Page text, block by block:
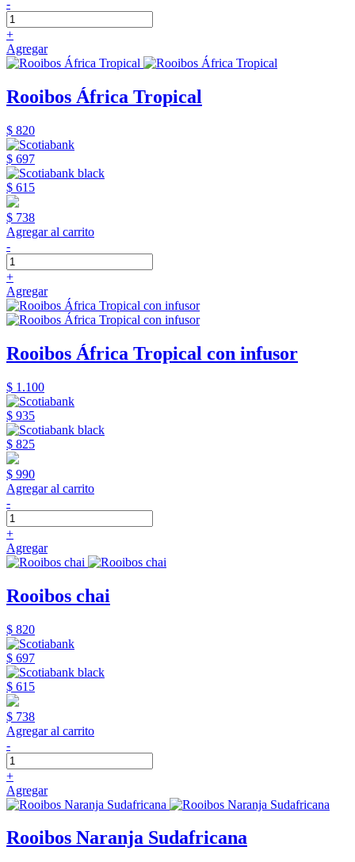
-
+
Agregar
Rooibos África Tropical
$ 820
$ 697
$ 615
$ 738
Agregar al carrito
-
+
Agregar
Rooibos África Tropical con infusor
$ 1.100
$ 935
$ 825
$ 990
Agregar al carrito
-
+
Agregar
Rooibos chai
$ 820
$ 697
$ 615
$ 738
Agregar al carrito
-
+
Agregar
Rooibos Naranja Sudafricana